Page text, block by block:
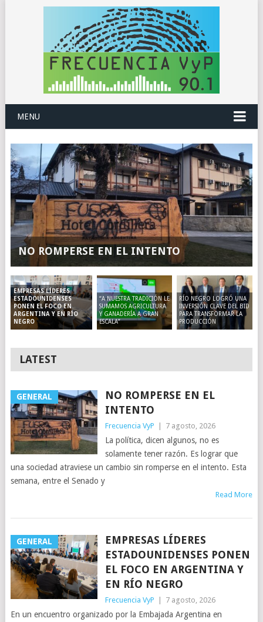
MENU
NO ROMPERSE EN EL INTENTO
EMPRESAS LÍDERES
ESTADOUNIDENSES
PONEN EL FOCO EN
ARGENTINA Y EN RÍO
NEGRO
RÍO NEGRO LOGRÓ UNA
INVERSIÓN CLAVE DEL BID
PARA TRANSFORMAR LA
PRODUCCIÓN
“A NUESTRA TRADICIÓN LE
SUMAMOS AGRICULTURA
Y GANADERÍA A GRAN
ESCALA”
LATEST
GENERAL
NO ROMPERSE EN EL
INTENTO
Frecuencia VyP | 7 agosto, 2026
La política, dicen algunos, no es
solamente tener razón. Es lograr que
una sociedad atraviese un cambio sin romperse en el intento. Esta
semana, entre el Senado y
Read More
GENERAL
EMPRESAS LÍDERES
ESTADOUNIDENSES PONEN
EL FOCO EN ARGENTINA Y
EN RÍO NEGRO
Frecuencia VyP | 7 agosto, 2026
En un encuentro organizado por la Embajada Argentina en